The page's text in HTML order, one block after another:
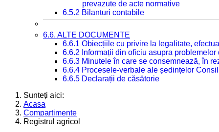
prevazute de acte normative
6.5.2 Bilanturi contabile
6.6. ALTE DOCUMENTE
6.6.1 Obiecțiile cu privire la legalitate,
6.6.2 Informații din oficiu asupra
6.6.3 Minutele în care se consemnează, în
6.6.4 Procesele-verbale ale ședințelor
6.6.5 Declarații de căsătorie
Sunteți aici:
Acasa
Compartimente
Registrul agricol